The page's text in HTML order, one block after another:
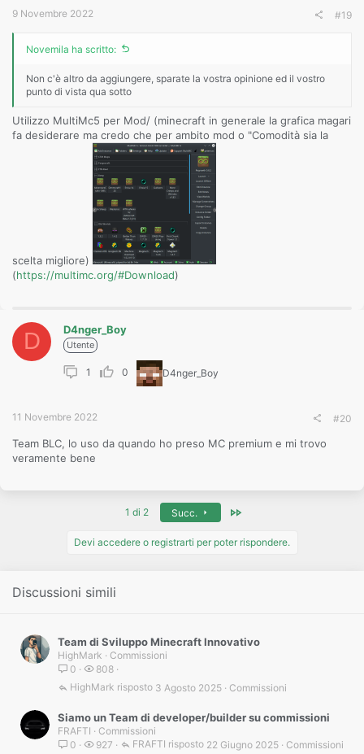
9 Novembre 2022 #19
Novemila ha scritto:
Non c'è altro da aggiungere, sparate la vostra opinione ed il vostro
punto di vista qua sotto
Utilizzo MultiMc5 per Mod/ (minecraft in generale la grafica magari
fa desiderare ma credo che per ambito mod o "Comodità sia la
scelta migliore)
(https://multimc.org/#Download)
D D4nger_Boy
Utente
1 0 D4nger_Boy
11 Novembre 2022 #20
Team BLC, lo uso da quando ho preso MC premium e mi trovo
veramente bene
1 di 2 Succ.
Devi accedere o registrarti per poter rispondere.
Discussioni simili
Team di Sviluppo Minecraft Innovativo
HighMark
Commissioni
0
808
Commissioni
3 Agosto 2025
HighMark
Siamo un Team di developer/builder su commissioni
FRAFTI
Commissioni
0
927 Commissioni
22 Giugno 2025
FRAFTI